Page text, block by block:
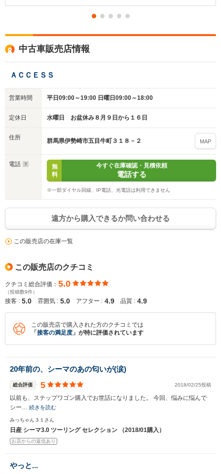
中古車販売店情報
ＡＣＣＥＳＳ
営業時間 平日09:00～19:00 日曜日09:00～18:00
定休日 水曜日 お盆休み８月９日から１６日
住所 群馬県伊勢崎市五目牛町３１８－２ MAP
電話
無
料
今すぐ在庫確認・見積依頼
電話する
※一部ダイヤル回線、IP電話、光電話は利用できません
遠方から購入できるか問い合わせる
この販売店の在庫一覧
この販売店のクチコミ
クチコミ総合評価： 5.0
（投稿数9件）
接客 : 5.0 雰囲気 : 5.0 アフター : 4.9 品質 : 4.9
この販売店で購入された方のクチコミでは
「 接客の満足度 」が特に評価されています
20年前の、シーマのあの匂いが(涙)
総合評価 5 2018/02/25投稿
以前も、ステップワゴン購入でお世話になりました。 今回、悩みに悩んで
シー… 続きを読む
みっちゃん３１さん
日産 シーマ3.0 ツーリング セレクション （2018/01購入）
お店からの返信あり
やっと...